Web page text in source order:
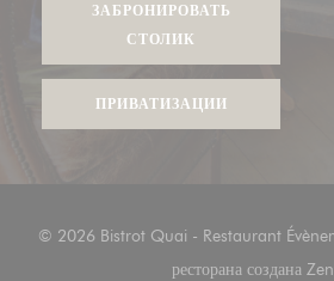
ЗАБРОНИРОВАТЬ
СТОЛИК
ПРИВАТИЗАЦИИ
© 2026 Bistrot Quai - Restaurant
ресторана создана